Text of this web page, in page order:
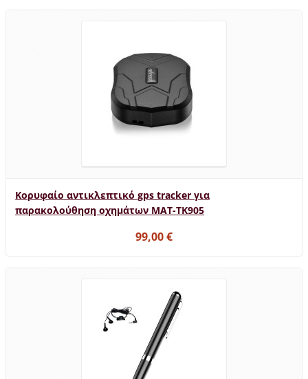
Κορυφαίο αντικλεπτικό gps tracker για
παρακολούθηση οχημάτων MAT-TK905
99,00 €